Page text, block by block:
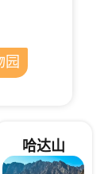
园
哈达山